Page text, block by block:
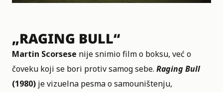
„RAGING BULL“
Martin Scorsese nije snimio film o boksu, već o
čoveku koji se bori protiv samog sebe. Raging Bull
(1980) je vizuelna pesma o samouništenju,